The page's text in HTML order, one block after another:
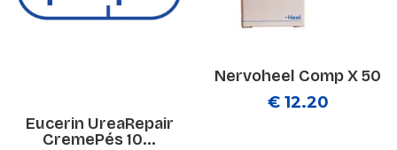
Eucerin UreaRepair
CremePés 10...
Nervoheel Comp X 50
€ 12.20